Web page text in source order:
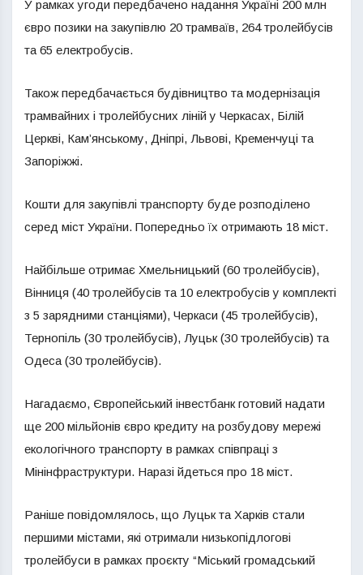
У рамках угоди передбачено надання Україні 200 млн
євро позики на закупівлю 20 трамваїв, 264 тролейбусів
та 65 електробусів.
Також передбачається будівництво та модернізація
трамвайних і тролейбусних ліній у Черкасах, Білій
Церкві, Кам’янському, Дніпрі, Львові, Кременчуці та
Запоріжжі.
Кошти для закупівлі транспорту буде розподілено
серед міст України. Попередньо їх отримають 18 міст.
Найбільше отримає Хмельницький (60 тролейбусів),
Вінниця (40 тролейбусів та 10 електробусів у комплекті
з 5 зарядними станціями), Черкаси (45 тролейбусів),
Тернопіль (30 тролейбусів), Луцьк (30 тролейбусів) та
Одеса (30 тролейбусів).
Нагадаємо, Європейський інвестбанк готовий надати
ще 200 мільйонів євро кредиту на розбудову мережі
екологічного транспорту в рамках співпраці з
Мінінфраструктури. Наразі йдеться про 18 міст.
Раніше повідомлялось, що Луцьк та Харків стали
першими містами, які отримали низькопідлогові
тролейбуси в рамках проєкту “Міський громадський